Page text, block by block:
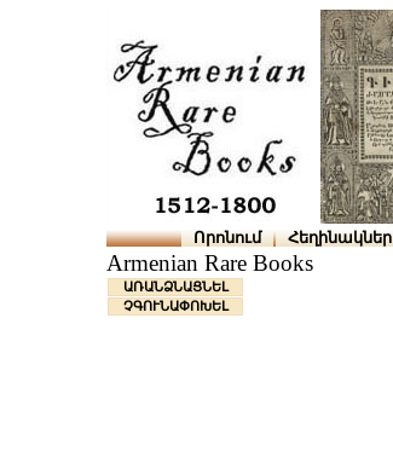
Որոնում Հեղինակներ
Armenian Rare Books
ԱՌԱՆՁՆԱՑՆԵԼ
ՉԳՈՒՆԱՓՈԽԵԼ